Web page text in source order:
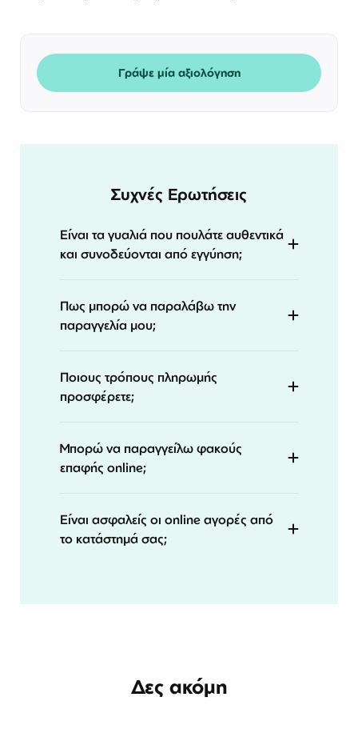
Γράψε μία αξιολόγηση
Συχνές Ερωτήσεις
Είναι τα γυαλιά που πουλάτε αυθεντικά
και συνοδεύονται από εγγύηση;
Πως μπορώ να παραλάβω την
παραγγελία μου;
Ποιους τρόπους πληρωμής
προσφέρετε;
Μπορώ να παραγγείλω φακούς
επαφής online;
Είναι ασφαλείς οι online αγορές από
το κατάστημά σας;
Δες ακόμη